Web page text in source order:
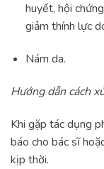
huyết, hội
giảm thính lực
Nám da.
Hướng dẫn cách
Khi gặp tác dụng
báo cho bác sĩ
kịp thời.